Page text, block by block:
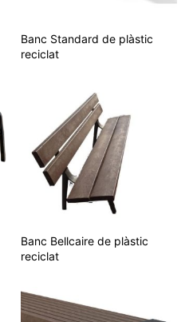
Banc Standard de plàstic
reciclat
Banc Bellcaire de plàstic
reciclat